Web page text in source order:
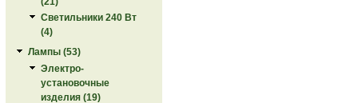
Светильники 240 Вт
(4)
Лампы (53)
Электро-
установочные
изделия (19)